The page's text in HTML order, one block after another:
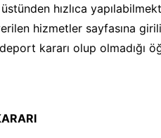
hızlıca
hizmetler sayfasına
kararı olup olmadığı